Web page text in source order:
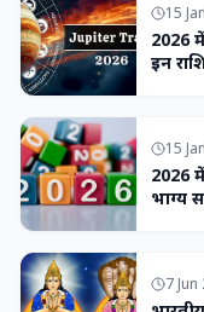
15
2026
इन
15
2026
भाग्य
7 Jun